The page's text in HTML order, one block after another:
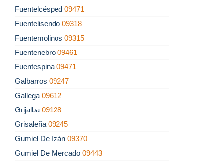
Fuentelcésped 09471
Fuentelisendo 09318
Fuentemolinos 09315
Fuentenebro 09461
Fuentespina 09471
Galbarros 09247
Gallega 09612
Grijalba 09128
Grisaleña 09245
Gumiel De Izán 09370
Gumiel De Mercado 09443